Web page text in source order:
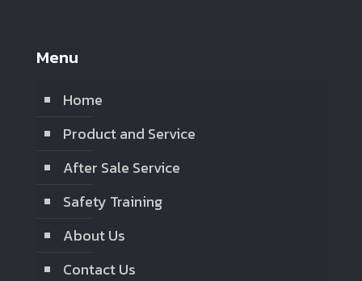
Menu
Home
Product and Service
After Sale Service
Safety Training
About Us
Contact Us